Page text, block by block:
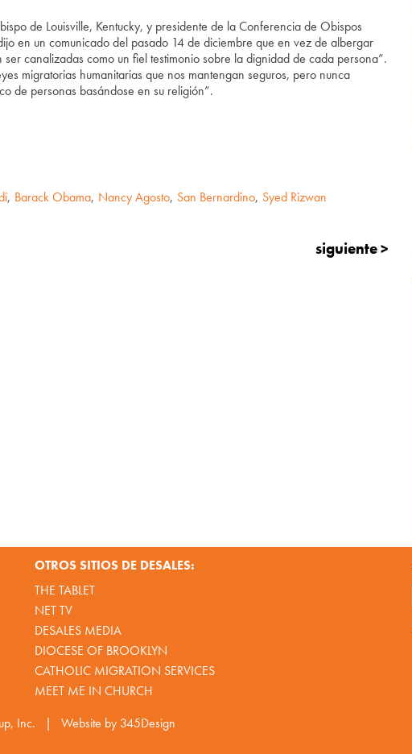
de Louisville, Kentucky, y presidente de la Conferencia de Obispos
en un comunicado del pasado 14 de diciembre que en vez de albergar
canalizadas como un fiel testimonio sobre la dignidad de cada persona”.
migratorias humanitarias que nos mantengan seguros, pero nunca
de personas basándose en su religión”.
, Barack Obama, Nancy Agosto, San Bernardino, Syed Rizwan
siguiente >
OTROS SITIOS DE DESALES:
THE TABLET
NET TV
DESALES MEDIA
DIOCESE OF BROOKLYN
CATHOLIC MIGRATION SERVICES
MEET ME IN CHURCH
Inc. | Website by 345Design